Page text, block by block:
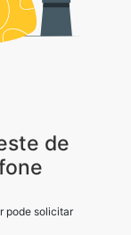
de
pode solicitar